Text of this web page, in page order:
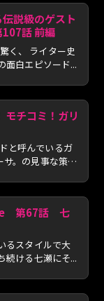
説級のゲスト
話 前編
く、 ライター史
面白エピソード...
モチコミ！ガリ
と呼んでいるガ
。の見事な策略
第67話 七
るスタイルで大
続ける七瀬にそ...